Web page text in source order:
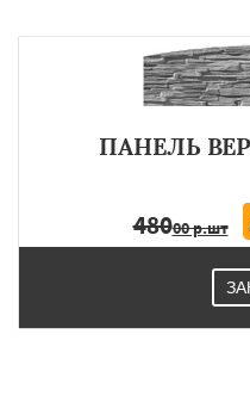
ПАНЕЛЬ
48000 р.шт